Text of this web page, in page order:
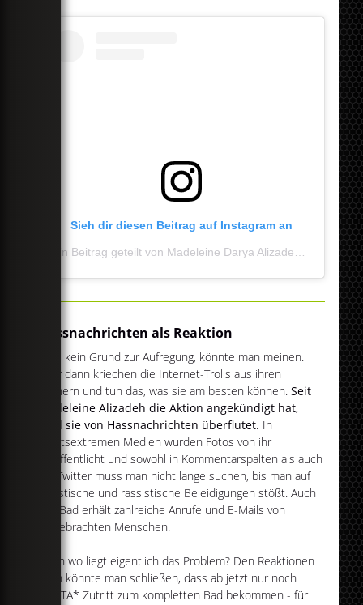
Sieh dir diesen Beitrag auf Instagram an
Hassnachrichten als Reaktion
Alles kein Grund zur Aufregung, könnte man meinen.
Aber dann kriechen die Internet-Trolls aus ihren
Löchern und tun das, was sie am besten können.Seit
Madeleine Alizadeh die Aktion angekündigt hat,
wird sie von Hassnachrichten überflutet. In
rechtsextremen Medien wurden Fotos von ihr
veröffentlicht und sowohl in Kommentarspalten als auch
auf Twitter muss man nicht lange suchen, bis man auf
sexistische und rassistische Beleidigungen stößt. Auch
das Bad erhält zahlreiche Anrufe und E-Mails von
aufgebrachten Menschen.
Doch wo liegt eigentlich das Problem? Den Reaktionen
nach könnte man schließen, dass ab jetzt nur noch
FLINTA* Zutritt zum kompletten Bad bekommen - für